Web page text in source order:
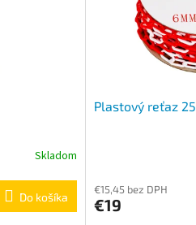
Skladom
Do košíka
Plastový reťaz
produktu
je
€15,45 bez DPH
€19